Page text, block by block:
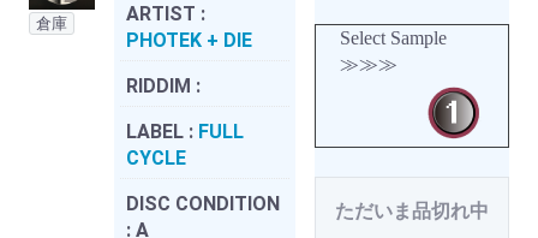
倉庫
ARTIST :
PHOTEK + DIE
RIDDIM :
LABEL : FULL
CYCLE
DISC CONDITION
: A
Select Sample
≫≫≫
ただいま品切れ中